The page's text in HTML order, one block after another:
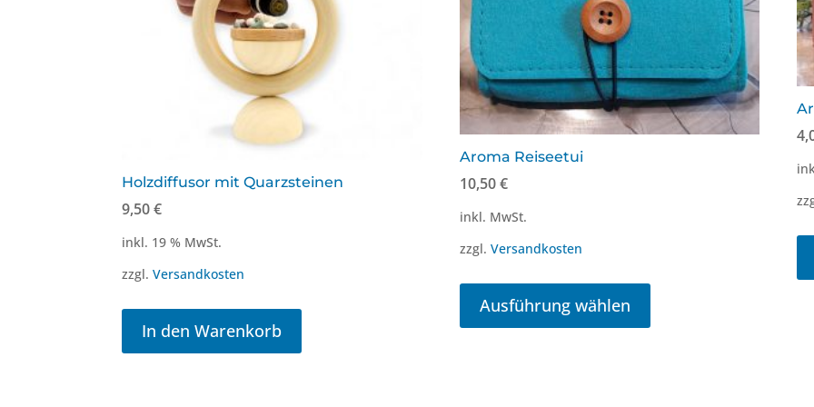
Holzdiffusor mit Quarzsteinen
9,50€
inkl. 19 % MwSt.
zzgl.Versandkosten
In den Warenkorb
Aroma Reiseetui
10,50€
inkl. MwSt.
zzgl. Versandkosten
Ausführung wählen
weist